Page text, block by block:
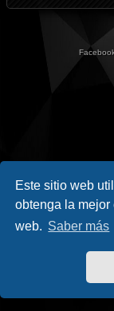
Este sitio web
obtenga la
web. Saber más